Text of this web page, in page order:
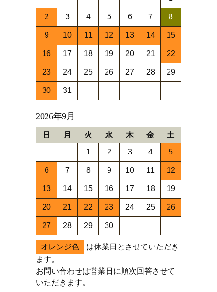
2 3 4 5 6 7 8
9 10 11 12 13 14 15
16 17 18 19 20 21 22
23 24 25 26 27 28 29
30 31
2026年9月
日 月 火 水 木 金 土
1 2 3 4 5
6 7 8 9 10 11 12
13 14 15 16 17 18 19
20 21 22 23 24 25 26
27 28 29 30
オレンジ色
は休業日とさせていただき
ます。
お問い合わせは営業日に順次回答させて
いただきます。